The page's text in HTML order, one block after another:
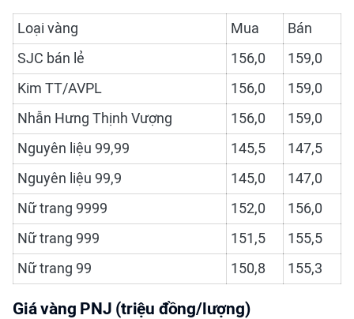
Loại vàng Mua
Bán
SJC bán lẻ
156,0
159,0
Kim TT/AVPL
156,0
159,0
Nhẫn Hưng Thịnh Vượng
156,0
159,0
Nguyên liệu 99,99
145,5
147,5
Nguyên liệu 99,9
145,0
147,0
Nữ trang 9999
152,0
156,0
Nữ trang 999
151,5
155,5
Nữ trang 99
150,8 155,3
Giá vàng PNJ (triệu đồng/lượng)